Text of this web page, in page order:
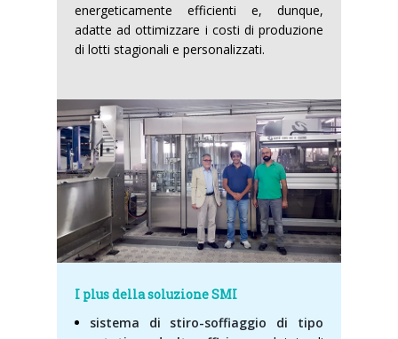
energeticamente efficienti e, dunque,
adatte ad ottimizzare i costi di produzione
di lotti stagionali e personalizzati.
I plus della soluzione SMI
sistema di stiro-soffiaggio di tipo